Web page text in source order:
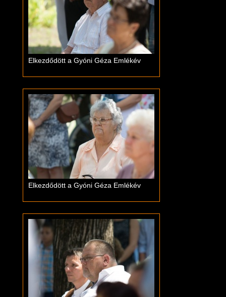
Elkezdődött a Gyóni Géza Emlékév
Elkezdődött a Gyóni Géza Emlékév